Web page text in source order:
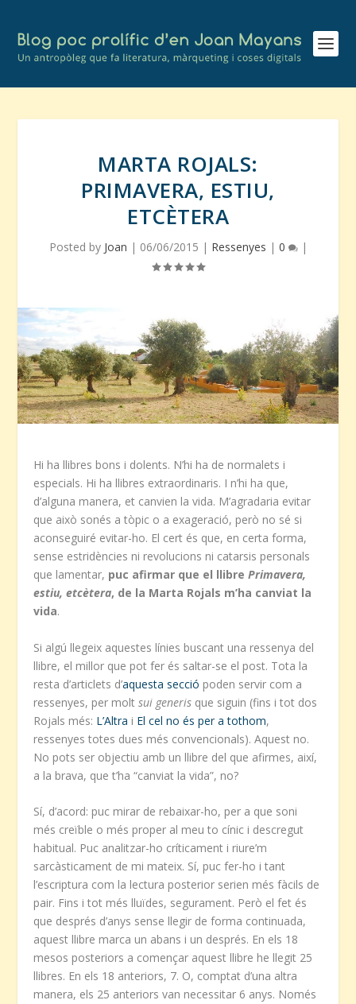
MARTA ROJALS:
PRIMAVERA, ESTIU,
ETCÈTERA
Posted by Joan | 06/06/2015 | Ressenyes | 0 |
Hi ha llibres bons i dolents. N’hi ha de normalets i
especials. Hi ha llibres extraordinaris. I n’hi ha que,
d’alguna manera, et canvien la vida. M’agradaria evitar
que això sonés a tòpic o a exageració, però no sé si
aconseguiré evitar-ho. El cert és que, en certa forma,
sense estridències ni revolucions ni catarsis personals
que lamentar, puc afirmar que el llibrePrimavera,
estiu, etcètera, de la Marta Rojals m’ha canviat la
vida.
Si algú llegeix aquestes línies buscant una ressenya del
llibre, el millor que pot fer és saltar-se el post. Tota la
resta d’articlets d’aquesta secció poden servir com a
ressenyes, per moltsui generis que siguin (fins i tot dos
Rojals més: L’Altra i El cel no és per a tothom,
ressenyes totes dues més convencionals). Aquest no.
No pots ser objectiu amb un llibre del que afirmes, així,
a la brava, que t’ha “canviat la vida”, no?
Sí, d’acord: puc mirar de rebaixar-ho, per a que soni
més creïble o més proper al meu to cínic i descregut
habitual. Puc analitzar-ho críticament i riure’m
sarcàsticament de mi mateix. Sí, puc fer-ho i tant
l’escriptura com la lectura posterior serien més fàcils de
pair. Fins i tot més lluïdes, segurament. Però el fet és
que després d’anys sense llegir de forma continuada,
aquest llibre marca un abans i un després. En els 18
mesos posteriors a començar aquest llibre he llegit 25
llibres. En els 18 anteriors, 7. O, comptat d’una altra
manera, els 25 anteriors van necessitar 6 anys. Només